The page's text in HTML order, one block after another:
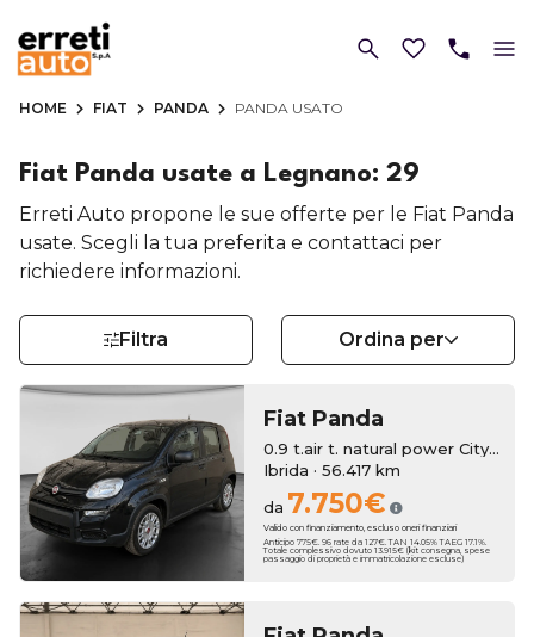
HOME FIAT PANDA PANDA USATO
Fiat Panda usate a Legnano: 29
Erreti Auto propone le sue offerte per le Fiat Panda
usate. Scegli la tua preferita e contattaci per
richiedere informazioni.
Filtra Ordina per
Fiat Panda
0.9 t.air t. natural power City Life 70cv 5p.ti
Ibrida · 56.417 km
da 7.750€
Valido con finanziamento, escluso oneri finanziari
Anticipo 775€. 96 rate da 127€. TAN 14.05% TAEG 17.1%.
Totale complessivo dovuto 13.915€ (kit consegna, spese
passaggio di proprietà e immatricolazione escluse)